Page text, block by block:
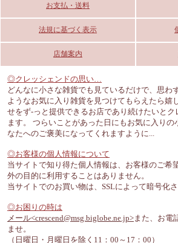
お支払・送料
法規に基づく表示
店舗案内
◎クレッシェンドの思い…
どんなに小さな雑貨でも見ているだけで、思わ
ようなお気に入り雑貨を見つけてもらえたら嬉
せをず-っと提供できるお店であり続けたいと
ます。 つらいことがあった日にもお気に入り
なたへのご褒美になってくれますように...
◎お客様の個人情報について
当サイトで知り得た個人情報は、お客様のご希
外の目的に利用することはありません。
当サイトでのお買い物は、SSLによって暗号化さ
◎お困りの時は
メール<crescend@msg.biglobe.ne.jp> また、お電
ませ。
（日曜日・月曜日を除く11：00～17：00）